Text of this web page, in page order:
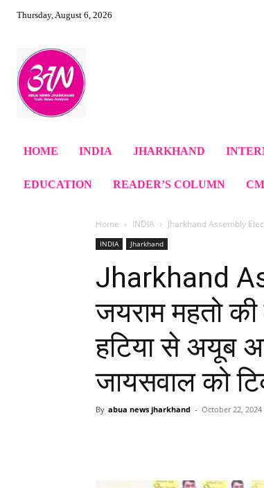
Thursday, August 6, 2026
HOME INDIA JHARKHAND
EDUCATION READER’S COLUMN
Home INDIA Jharkhand Assembly
INDIA Jharkhand
Jharkhand
जयराम महतो की
हटिया से अयूब
जायसवाल को
By abua news jharkhand - October 22, 2024